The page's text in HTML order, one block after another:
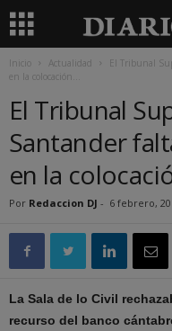
Inicio Actualidad
El Tribunal
en la colocación...
El Tribunal
Santander
en la
Por Redaccion DJ - 6 febrero,
La Sala de lo Civil
recurso del banco